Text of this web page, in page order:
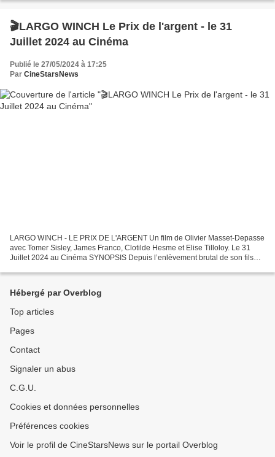
🎬LARGO WINCH Le Prix de l'argent - le 31
Juillet 2024 au Cinéma
Publié le 27/05/2024 à 17:25
Par CineStarsNews
LARGO WINCH - LE PRIX DE L'ARGENT Un film de Olivier Masset-Depasse
avec Tomer Sisley, James Franco, Clotilde Hesme et Elise Tilloloy. Le 31
Juillet 2024 au Cinéma SYNOPSIS Depuis l’enlèvement brutal de son fils
Hébergé par Overblog
Top articles
Pages
Contact
Signaler un abus
C.G.U.
Cookies et données personnelles
Préférences cookies
Voir le profil de CineStarsNews sur le portail Overblog